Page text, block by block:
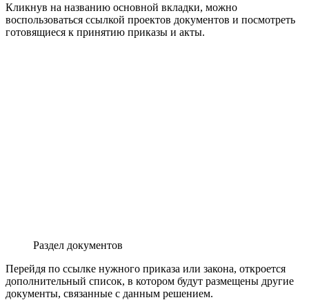
Кликнув на названию основной вкладки, можно
воспользоваться ссылкой проектов документов и посмотреть
готовящиеся к принятию приказы и акты.
Раздел документов
Перейдя по ссылке нужного приказа или закона, откроется
дополнительный список, в котором будут размещены другие
документы, связанные с данным решением.